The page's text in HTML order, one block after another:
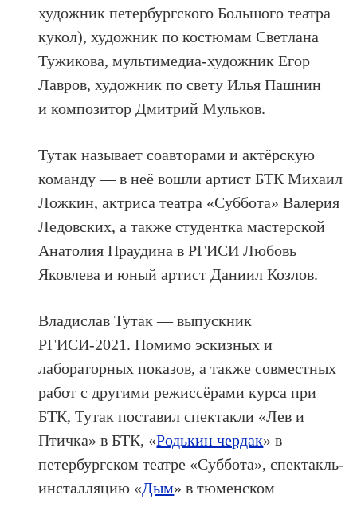
художник петербургского Большого театра
кукол), художник по костюмам Светлана
Тужикова, мультимедиа-художник Егор
Лавров, художник по свету Илья Пашнин
и композитор Дмитрий Мульков.
Тутак называет соавторами и актёрскую
команду — в неё вошли артист БТК Михаил
Ложкин, актриса театра «Суббота» Валерия
Ледовских, а также студентка мастерской
Анатолия Праудина в РГИСИ Любовь
Яковлева и юный артист Даниил Козлов.
Владислав Тутак — выпускник
РГИСИ-2021. Помимо эскизных и
лабораторных показов, а также совместных
работ с другими режиссёрами курса при
БТК, Тутак поставил спектакли «Лев и
Птичка» в БТК, «Родькин чердак» в
петербургском театре «Суббота», спектакль-
инсталляцию «Дым» в тюменском